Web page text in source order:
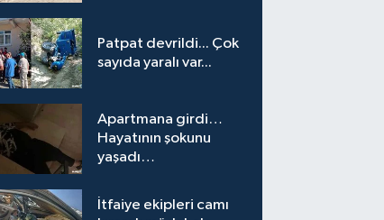
Patpat devrildi... Çok
sayıda yaralı var...
Apartmana girdi…
Hayatının şokunu
yaşadı…
İtfaiye ekipleri camı